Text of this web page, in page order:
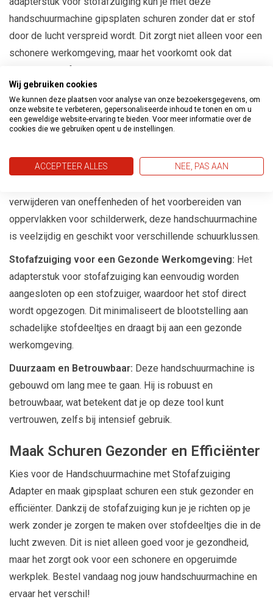
handschuurmachine gipsplaten schuren zonder dat er stof
door de lucht verspreid wordt. Dit zorgt niet alleen voor een
schonere werkomgeving, maar het voorkomt ook dat
Efficiënt Schuren:
De handschuurmachine is ontworpen
voor optimaal schuurcomfort. Met zijn ergonomische
handgreep kun je moeiteloos en nauwkeurig schuren.
Geschikt voor Diverse Schuurklussen:Of je nu bezig
verwijderen van oneffenheden of het voorbereiden van
oppervlakken voor schilderwerk, deze handschuurmachine
is veelzijdig en geschikt voor verschillende schuurklussen.
Stofafzuiging voor een Gezonde Werkomgeving: Het
adapterstuk voor stofafzuiging kan eenvoudig worden
aangesloten op een stofzuiger, waardoor het stof direct
wordt opgezogen. Dit minimaliseert de blootstelling aan
schadelijke stofdeeltjes en draagt bij aan een gezonde
werkomgeving.
Duurzaam en Betrouwbaar: Deze handschuurmachine is
gebouwd om lang mee te gaan. Hij is robuust en
betrouwbaar, wat betekent dat je op deze tool kunt
vertrouwen, zelfs bij intensief gebruik.
Maak Schuren Gezonder en Efficiënter
Kies voor de Handschuurmachine met Stofafzuiging
Adapter en maak gipsplaat schuren een stuk gezonder en
efficiënter. Dankzij de stofafzuiging kun je je richten op je
werk zonder je zorgen te maken over stofdeeltjes die in de
lucht zweven. Dit is niet alleen goed voor je gezondheid,
maar het zorgt ook voor een schonere en opgeruimde
werkplek. Bestel vandaag nog jouw handschuurmachine en
ervaar het verschil!
Wij gebruiken cookies
We kunnen deze plaatsen voor analyse van onze bezoekersgegevens, om
onze website te verbeteren, gepersonaliseerde inhoud te tonen en om u
een geweldige website-ervaring te bieden. Voor meer informatie over de
cookies die we gebruiken opent u de instellingen.
ACCEPTEER ALLES NEE, PAS AAN